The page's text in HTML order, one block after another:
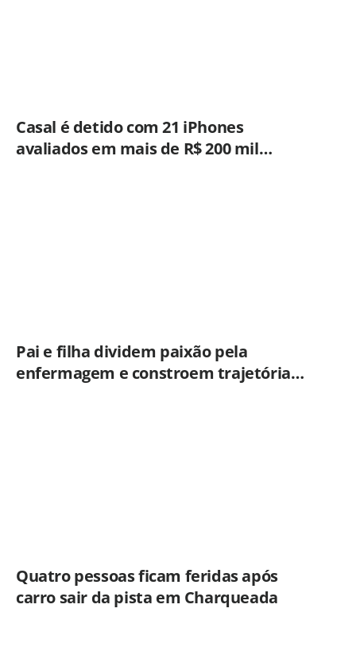
Casal é detido com 21 iPhones
avaliados em mais de R$ 200 mil
Pai e filha dividem paixão pela
enfermagem e constroem trajetória
Quatro pessoas ficam feridas após
carro sair da pista em Charqueada